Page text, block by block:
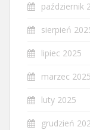
październik
sierpień
lipiec 2025
marzec 2025
luty 2025
grudzień